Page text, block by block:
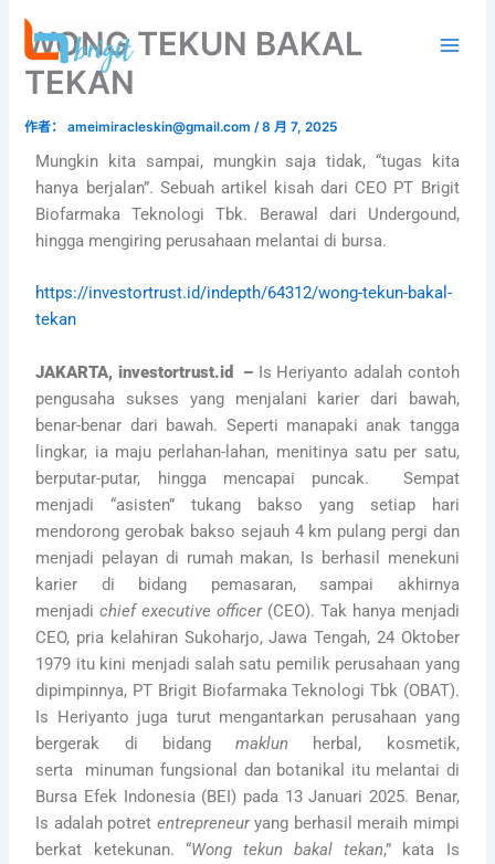
WONG TEKUN BAKAL
TEKAN
作者： ameimiracleskin@gmail.com/8 月 7, 2025
Mungkin kita sampai, mungkin saja tidak, “tugas kita
hanya berjalan”. Sebuah artikel kisah dari CEO PT Brigit
Biofarmaka Teknologi Tbk. Berawal dari Undergound,
hingga mengiring perusahaan melantai di bursa.
https://investortrust.id/indepth/64312/wong-tekun-bakal-
tekan
JAKARTA, investortrust.id – Is Heriyanto adalah contoh
pengusaha sukses yang menjalani karier dari bawah,
benar-benar dari bawah. Seperti manapaki anak tangga
lingkar, ia maju perlahan-lahan, menitinya satu per satu,
berputar-putar, hingga mencapai puncak. Sempat
menjadi “asisten” tukang bakso yang setiap hari
mendorong gerobak bakso sejauh 4 km pulang pergi dan
menjadi pelayan di rumah makan, Is berhasil menekuni
karier di bidang pemasaran, sampai akhirnya
menjadichief executive officer(CEO). Tak hanya menjadi
CEO, pria kelahiran Sukoharjo, Jawa Tengah, 24 Oktober
1979 itu kini menjadi salah satu pemilik perusahaan yang
dipimpinnya, PT Brigit Biofarmaka Teknologi Tbk (OBAT).
Is Heriyanto juga turut mengantarkan perusahaan yang
bergerak di bidangmaklun herbal, kosmetik,
serta minuman fungsional dan botanikal itu melantai di
Bursa Efek Indonesia (BEI) pada 13 Januari 2025. Benar,
Is adalah potret entrepreneuryang berhasil meraih mimpi
berkat ketekunan. “Wong tekun bakal tekan,” kata Is